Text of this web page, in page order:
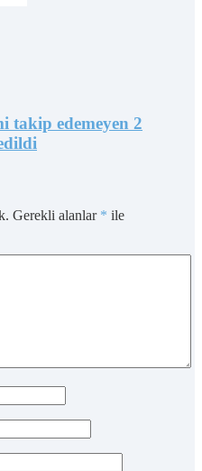
takip edemeyen 2
Gerekli alanlar * ile